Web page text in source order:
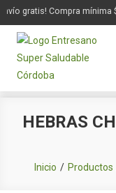
gratis! Compra mínima
HEBRAS
Inicio Productos